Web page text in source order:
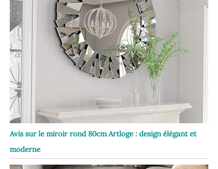
Avis sur le miroir rond 80cm Artloge : design élégant et
moderne